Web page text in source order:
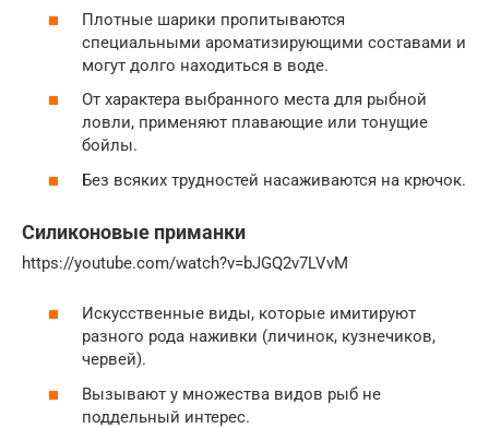
Плотные шарики пропитываются
специальными ароматизирующими составами и
могут долго находиться в воде.
От характера выбранного места для рыбной
ловли, применяют плавающие или тонущие
бойлы.
Без всяких трудностей насаживаются на крючок.
Силиконовые приманки
https://youtube.com/watch?v=bJGQ2v7LVvM
Искусственные виды, которые имитируют
разного рода наживки (личинок, кузнечиков,
червей).
Вызывают у множества видов рыб не
поддельный интерес.